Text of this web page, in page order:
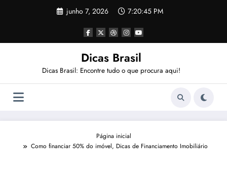
junho 7, 2026 7:20:45 PM
Dicas Brasil
Dicas Brasil: Encontre tudo o que procura aqui!
Página inicial
Como financiar 50% do imóvel, Dicas de Financiamento Imobiliário